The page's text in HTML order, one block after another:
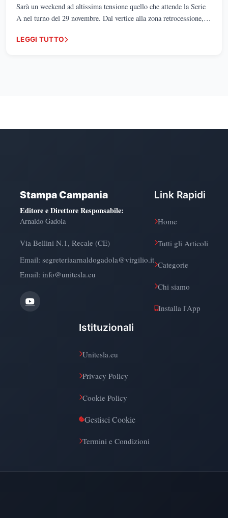
Sarà un weekend ad altissima tensione quello che attende la Serie
A nel turno del 29 novembre. Dal vertice alla zona retrocessione,
iniziare a ridefinire la classifica.
LEGGI TUTTO
Stampa Campania
Editore e Direttore Responsabile:
Arnaldo Gadola
Via Bellini N.1, Recale (CE)
Email: segreteriaarnaldogadola@virgilio.it
Email: info@unitesla.eu
Link Rapidi
Home
Tutti gli Articoli
Categorie
Chi siamo
Installa l'App
Istituzionali
Unitesla.eu
Privacy Policy
Cookie Policy
Gestisci Cookie
Termini e Condizioni